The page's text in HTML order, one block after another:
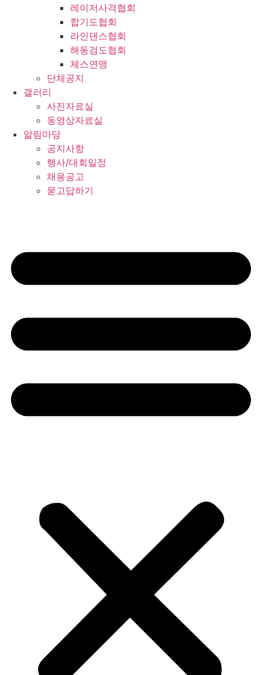
레이저사격협회
합기도협회
라인댄스협회
해동검도협회
체스연맹
단체공지
갤러리
사진자료실
동영상자료실
알림마당
공지사항
행사/대회일정
채용공고
묻고답하기